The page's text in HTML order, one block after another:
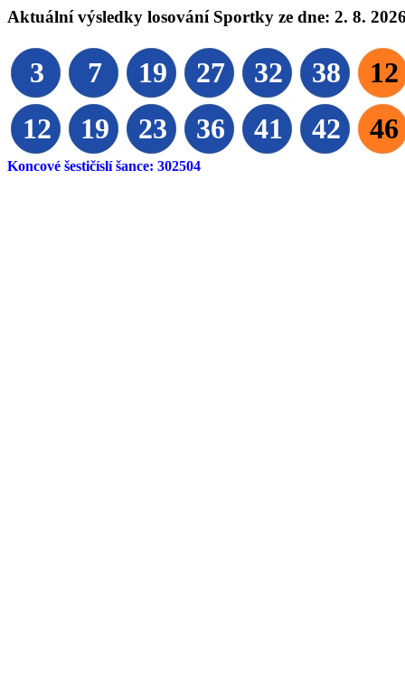
Aktuální výsledky losování Sportky ze dne: 2. 8.
3 7 19 27 32 38
12
12
19 23 36 41 42 46
Koncové šestičíslí šance: 302504